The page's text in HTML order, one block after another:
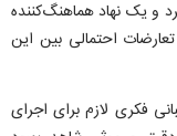
و یک نهاد هماهنگ‌کننده
احتمالی بین این
فکری لازم برای اجرای